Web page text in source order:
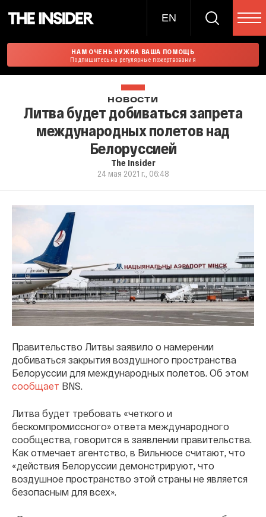
EN
НАМ ОЧЕНЬ НУЖНА ВАША ПОМОЩЬ
Подпишитесь на регулярные пожертвования
НОВОСТИ
Литва будет добиваться запрета
международных полетов над
Белоруссией
The Insider
24 мая 2021 г., 06:48
Правительство Литвы заявило о намерении
добиваться закрытия воздушного пространства
Белоруссии для международных полетов. Об этом
сообщает BNS.
Литва будет требовать «четкого и
бескомпромиссного» ответа международного
сообщества, говорится в заявлении правительства.
Как отмечает агентство, в Вильнюсе считают, что
«действия Белоруссии демонстрируют, что
воздушное пространство этой страны не является
безопасным для всех».